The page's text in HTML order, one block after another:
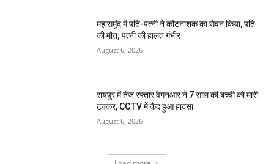
महासमुंद में पति-पत्नी ने कीटनाशक का सेवन किया, पति
की मौत; पत्नी की हालत गंभीर
August 6, 2026
रायपुर में तेज रफ्तार वैगनआर ने 7 साल की बच्ची को मारी
टक्कर, CCTV में कैद हुआ हादसा
August 6, 2026